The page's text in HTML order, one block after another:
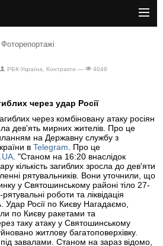
Фоторепортажі
РБК-Україна, Контракти —
4048
через удар Росії
через комбіновану атаку росіян
дев'ять мирних жителів. Про це
на Державну службу з
в Telegram . Про це
. "Станом на 16:20 внаслідок
кількість загиблих зросла до дев'яти
рятувальників. Вони уточнили, що
у Святошинському районі тіло 27-
роботи та ліквідація
Удар Росії по Києву Нагадаємо,
по Києву ракетами та
таку атаку у Святошинському
житлову багатоповерхівку.
завалами. Станом на зараз відомо,